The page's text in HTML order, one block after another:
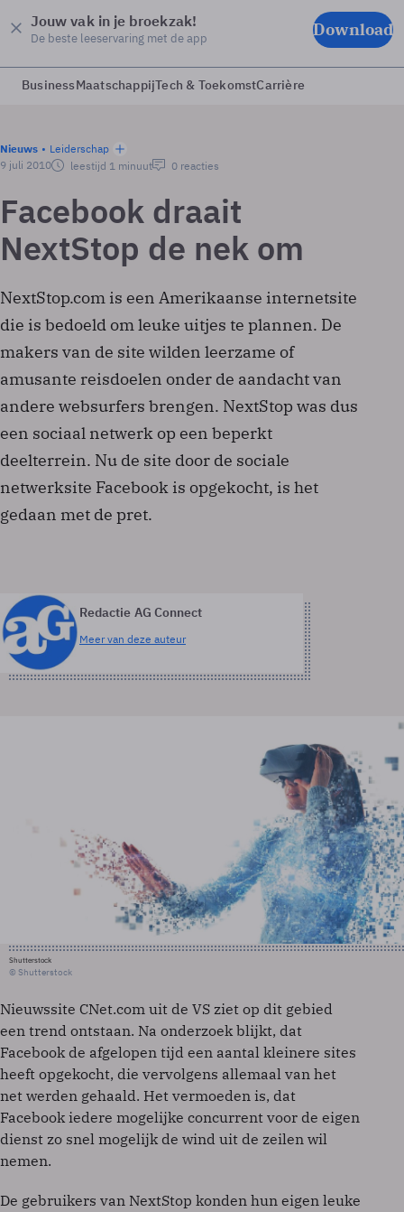
Jouw vak in je broekzak!
De beste leeservaring met de app Download
BusinessMaatschappijTech & ToekomstCarrière
Nieuws
Leiderschap
9 juli 2010
leestijd 1 minuut 0 reacties
Facebook draait
NextStop de nek om
NextStop.com is een Amerikaanse internetsite
die is bedoeld om leuke uitjes te plannen. De
makers van de site wilden leerzame of
amusante reisdoelen onder de aandacht van
andere websurfers brengen. NextStop was dus
een sociaal netwerk op een beperkt
deelterrein. Nu de site door de sociale
netwerksite Facebook is opgekocht, is het
gedaan met de pret.
Redactie AG Connect
Meer van deze auteur
Shutterstock
© Shutterstock
Nieuwssite CNet.com uit de VS ziet op dit gebied
een trend ontstaan. Na onderzoek blijkt, dat
Facebook de afgelopen tijd een aantal kleinere sites
heeft opgekocht, die vervolgens allemaal van het
net werden gehaald. Het vermoeden is, dat
Facebook iedere mogelijke concurrent voor de eigen
dienst zo snel mogelijk de wind uit de zeilen wil
nemen.
De gebruikers van NextStop konden hun eigen leuke